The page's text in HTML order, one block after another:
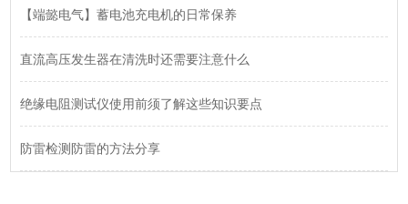
【端懿电气】蓄电池充电机的日常保养
直流高压发生器在清洗时还需要注意什么
绝缘电阻测试仪使用前须了解这些知识要点
防雷检测防雷的方法分享